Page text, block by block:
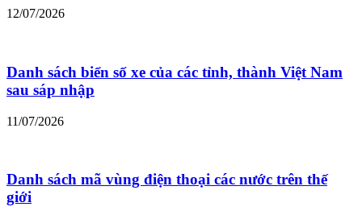
12/07/2026
Danh sách biển số xe của các tỉnh, thành Việt Nam
sau sáp nhập
11/07/2026
Danh sách mã vùng điện thoại các nước trên thế
giới